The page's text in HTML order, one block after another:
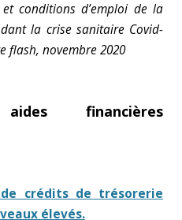
et conditions d’emploi de la
la crise sanitaire Covid-
flash, novembre 2020
aides financières
de crédits de trésorerie
élevés.